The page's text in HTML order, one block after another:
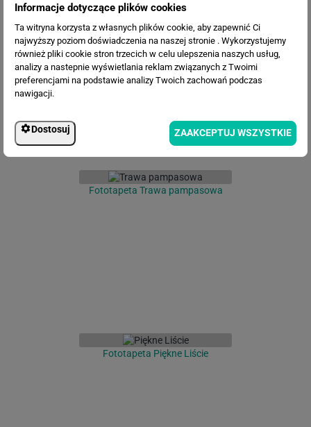
Fototapeta Malowane Kwiaty
Fototapeta Trawa pampasowa
Fototapeta Piękne Liście
Informacje dotyczące plików cookies
Ta witryna korzysta z własnych plików cookie, aby zapewnić Ci
najwyższy poziom doświadczenia na naszej stronie . Wykorzystujemy
również pliki cookie stron trzecich w celu ulepszenia naszych usług,
analizy a nastepnie wyświetlania reklam związanych z Twoimi
preferencjami na podstawie analizy Twoich zachowań podczas
nawigacji.
Dostosuj ZAAKCEPTUJ WSZYSTKIE